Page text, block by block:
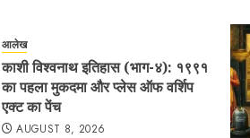
आलेख
काशी विश्वनाथ इतिहास (भाग-४): १९९१
का पहला मुकदमा और प्लेस ऑफ वर्शिप
एक्ट का पेंच
AUGUST 8, 2026